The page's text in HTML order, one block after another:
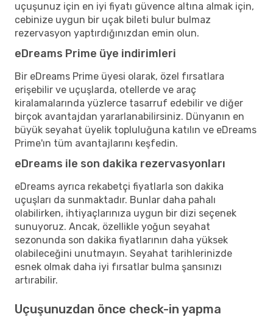
uçuşunuz için en iyi fiyatı güvence altına almak için,
cebinize uygun bir uçak bileti bulur bulmaz
rezervasyon yaptırdığınızdan emin olun.
eDreams Prime üye indirimleri
Bir eDreams Prime üyesi olarak, özel fırsatlara
erişebilir ve uçuşlarda, otellerde ve araç
kiralamalarında yüzlerce tasarruf edebilir ve diğer
birçok avantajdan yararlanabilirsiniz. Dünyanın en
büyük seyahat üyelik topluluğuna katılın ve eDreams
Prime'ın tüm avantajlarını keşfedin.
eDreams ile son dakika rezervasyonları
eDreams ayrıca rekabetçi fiyatlarla son dakika
uçuşları da sunmaktadır. Bunlar daha pahalı
olabilirken, ihtiyaçlarınıza uygun bir dizi seçenek
sunuyoruz. Ancak, özellikle yoğun seyahat
sezonunda son dakika fiyatlarının daha yüksek
olabileceğini unutmayın. Seyahat tarihlerinizde
esnek olmak daha iyi fırsatlar bulma şansınızı
artırabilir.
Uçuşunuzdan önce check-in yapma